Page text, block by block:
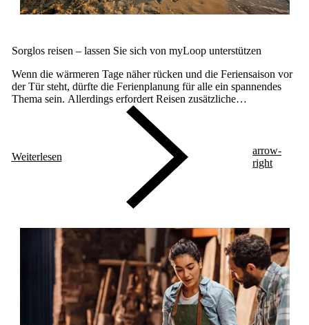
Sorglos reisen – lassen Sie sich von myLoop unterstützen
Wenn die wärmeren Tage näher rücken und die Feriensaison vor
der Tür steht, dürfte die Ferienplanung für alle ein spannendes
Thema sein. Allerdings erfordert Reisen zusätzliche
Weiterlesen
arrow-
right